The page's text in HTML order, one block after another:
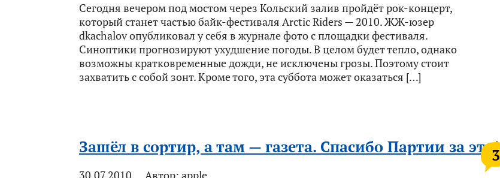
Сегодня вечером под мостом через Кольский залив пройдёт рок-концерт,
который станет частью байк-фестиваля Arctic Riders — 2010. ЖЖ-юзер
dkachalov опубликовал у себя в журнале фото с площадки фестиваля.
Синоптики прогнозируют ухудшение погоды. В целом будет тепло, однако
возможны кратковременные дожди, не исключены грозы. Поэтому стоит
захватить с собой зонт. Кроме того, эта суббота может оказаться […]
Зашёл в сортир, а там — газета. Спасибо Партии за это!
3